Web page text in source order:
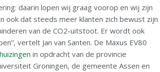
daarin lopen wij graag voorop en wij zijn
ook dat steeds meer klanten zich bewust zijn
van de CO2-uitstoot. Er wordt ook
vertelt Jan van Santen. De Maxus EV80
in opdracht van de provincie
Groningen, de gemeente Assen en